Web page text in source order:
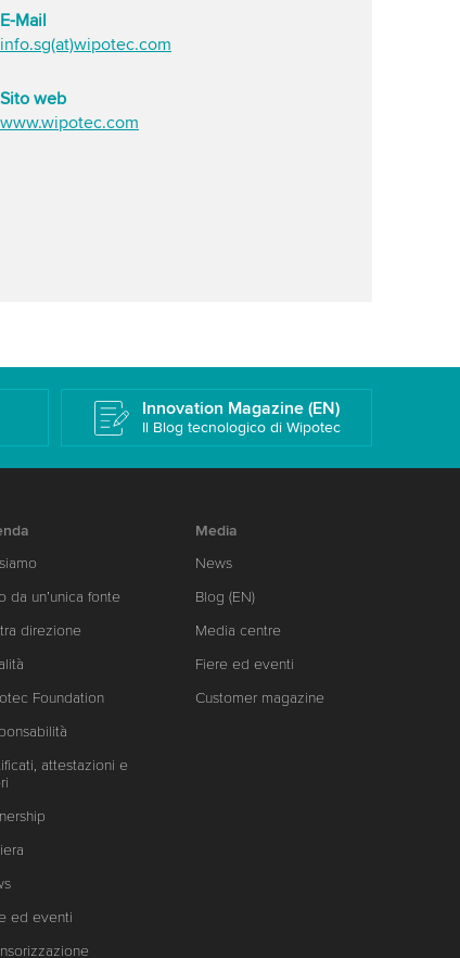
E-Mail
info.sg(at)wipotec.com
Sito web
www.wipotec.com
Innovation Magazine (EN)
Il Blog tecnologico di Wipotec
da un’unica fonte
direzione
Foundation
attestazioni e
ed eventi
Media
News
Blog (EN)
Media centre
Fiere ed eventi
Customer magazine